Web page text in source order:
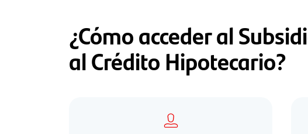
¿Cómo acceder al
al Crédito Hipotecario?